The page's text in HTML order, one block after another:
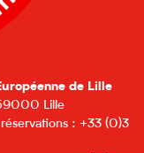
de Lille
Lille
: +33 (0)3